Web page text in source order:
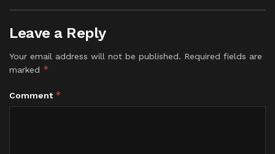
Leave a Reply
Your email address will not be published. Required fields are
marked *
Comment *